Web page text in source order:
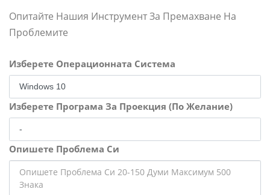
Опитайте Нашия Инструмент За Премахване На
Проблемите
Изберете Операционната Система
Изберете Програма За Проекция (По Желание)
Опишете Проблема Си